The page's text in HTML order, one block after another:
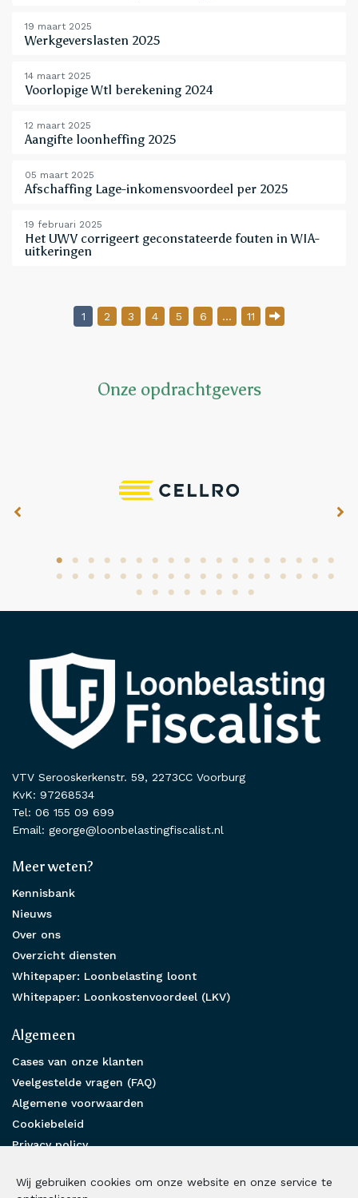
Wij gebruiken cookies om onze website en onze service te
19 maart 2025
Werkgeverslasten 2025
14 maart 2025
Voorlopige Wtl berekening 2024
12 maart 2025
Aangifte loonheffing 2025
05 maart 2025
Afschaffing Lage-inkomensvoordeel per 2025
19 februari 2025
Het UWV corrigeert geconstateerde fouten in WIA-
uitkeringen
Berichten paginering
1 2 3 4 5 6 … 11
Onze opdrachtgevers
VTV Serooskerkenstr. 59, 2273CC Voorburg
KvK: 97268534
Tel: 06 155 09 699
Email: george@loonbelastingfiscalist.nl
Meer weten?
Kennisbank
Nieuws
Over ons
Overzicht diensten
Whitepaper: Loonbelasting loont
Whitepaper: Loonkostenvoordeel (LKV)
Algemeen
Cases van onze klanten
Veelgestelde vragen (FAQ)
Algemene voorwaarden
Cookiebeleid
Privacy policy